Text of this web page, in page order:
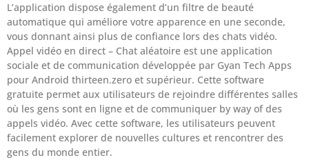
L’application dispose également d’un filtre de beauté
automatique qui améliore votre apparence en une seconde,
vous donnant ainsi plus de confiance lors des chats vidéo.
Appel vidéo en direct – Chat aléatoire est une application
sociale et de communication développée par Gyan Tech Apps
pour Android thirteen.zero et supérieur. Cette software
gratuite permet aux utilisateurs de rejoindre différentes salles
où les gens sont en ligne et de communiquer by way of des
appels vidéo. Avec cette software, les utilisateurs peuvent
facilement explorer de nouvelles cultures et rencontrer des
gens du monde entier.